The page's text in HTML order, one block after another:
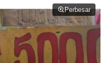
Perbesar